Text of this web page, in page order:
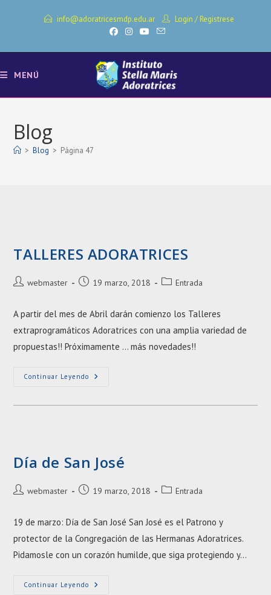
info@adoratricesmdp.edu.ar Login / Registrese
MENÚ
Blog
> Blog > Página 47
TALLERES ADORATRICES
Autor
entrada:
webmaster
Entrada19 marzo, 2018
Categoría
entrada:
Entrada
A partir del mes de Abril darán comienzo los Talleres
extraprogramáticos Adoratrices con una amplia variedad de
propuestas!! Próximamente ... más novedades!!
Continuar Leyendo TALLERES
Día de San José
Autor
entrada:
webmaster
Entrada19 marzo, 2018
Categoría
entrada:
Entrada
19 de marzo: Día de San José San José es el Patrono y
protector de la Congregación de las Hermanas Adoratrices.
Pidamosle con un corazón humilde, que siga protegiendo y…
Continuar Leyendo Día